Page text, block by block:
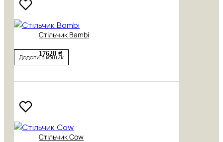
Стільчик Bambi
17628 ₴
Додати в кошик
Стільчик Cow